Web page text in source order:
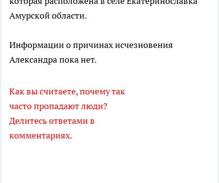
Амурской области.
Информации о причинах исчезновения
Александра пока нет.
Как вы считаете, почему так
часто пропадают люди?
Делитесь ответами в
комментариях.